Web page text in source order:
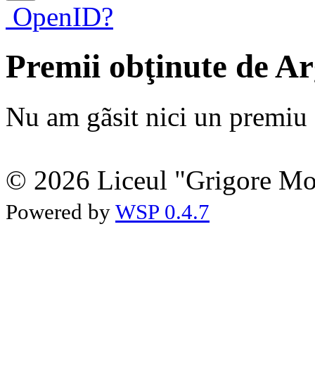
OpenID?
Premii obţinute de
Nu am gãsit nici un premiu
© 2026 Liceul "Grigore
Powered by WSP 0.4.7